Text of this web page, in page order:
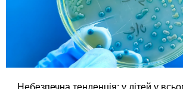
Небезпечна тенденція: у дітей у